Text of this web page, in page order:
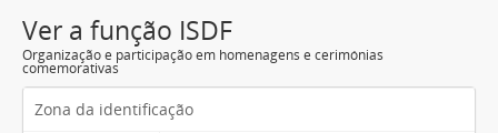
Ver a função ISDF
Organização e participação em homenagens e cerimónias
comemorativas
Zona da identificação